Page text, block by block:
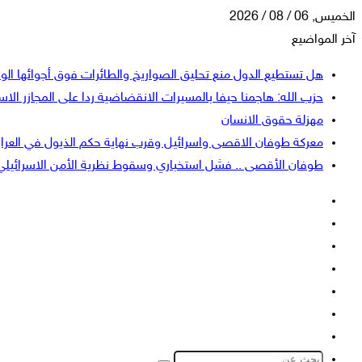
الخميس, 06 / 08 / 2026
آخر المواضيع
هل تستطيع الدول منع تحليق الصواريخ والطائرات فوق أجوائها
حزب الله: هاجمنا حيفا بالمسيرات الانقضاضية ردا على المجازر
مهزلة حقوق الانسان
معركة طوفان الاقصى واسرائيل وقرب نهاية حكم الذيول في
طوفان الأقصى .. فشل استخباري وسقوط نظرية الأمن